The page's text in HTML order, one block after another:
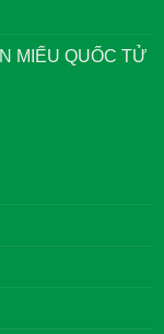
MIẾU QUỐC TỬ